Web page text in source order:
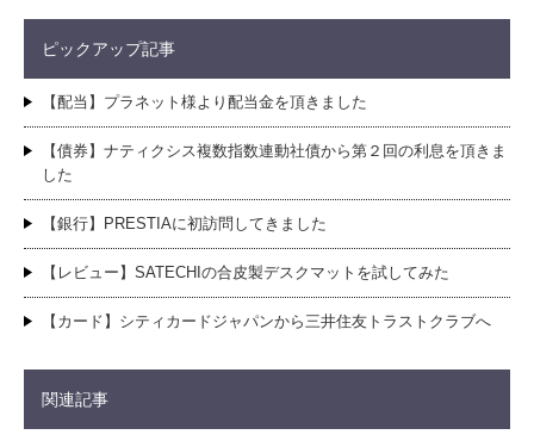
ピックアップ記事
【配当】プラネット様より配当金を頂きました
【債券】ナティクシス複数指数連動社債から第２回の利息を頂きま
した
【銀行】PRESTIAに初訪問してきました
【レビュー】SATECHIの合皮製デスクマットを試してみた
【カード】シティカードジャパンから三井住友トラストクラブへ
関連記事